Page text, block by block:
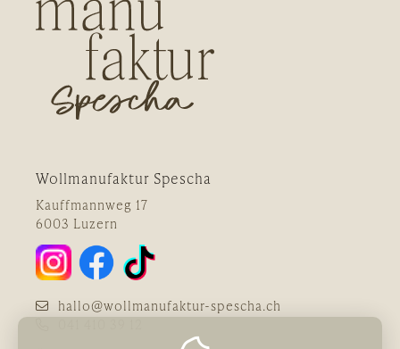
Wollmanufaktur Spescha
Kauffmannweg 17
6003 Luzern
hallo@wollmanufaktur-spescha.ch